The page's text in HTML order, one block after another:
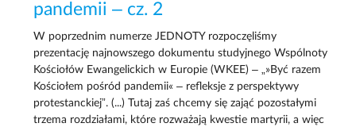
pandemii – cz. 2
W poprzednim numerze JEDNOTY rozpoczęliśmy
prezentację najnowszego dokumentu studyjnego Wspólnoty
Kościołów Ewangelickich w Europie (WKEE) – „»Być razem
Kościołem pośród pandemii« – refleksje z perspektywy
protestanckiej”. (...) Tutaj zaś chcemy się zająć pozostałymi
trzema rozdziałami, które rozważają kwestie martyrii, a więc